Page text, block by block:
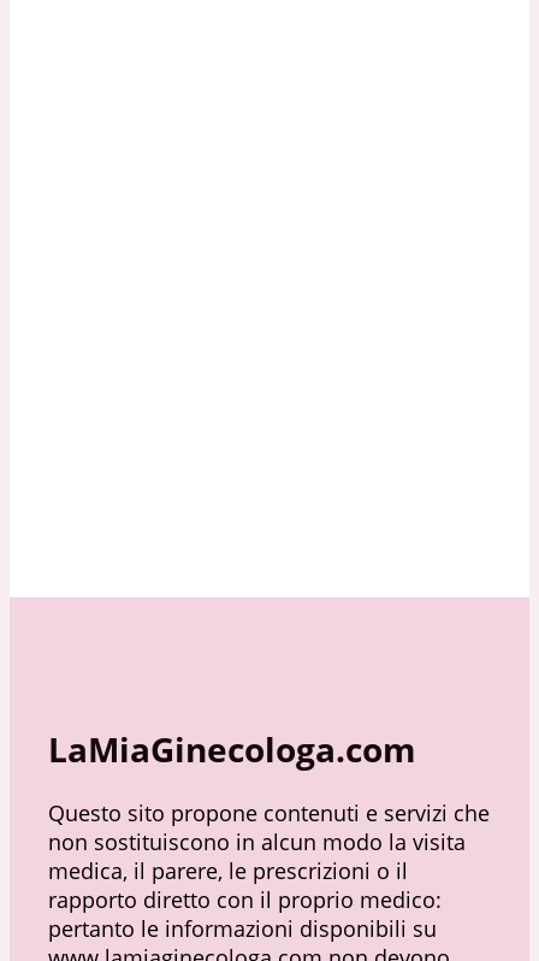
LaMiaGinecologa.com
Questo sito propone contenuti e servizi che
non sostituiscono in alcun modo la visita
medica, il parere, le prescrizioni o il
rapporto diretto con il proprio medico:
pertanto le informazioni disponibili su